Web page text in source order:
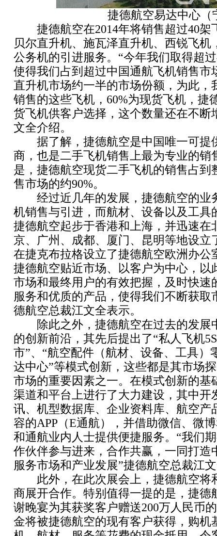
捷德航空易达中心（
捷德航空在2014年将销售超过40架
贝尔直升机、施瓦泽直升机、西锐飞
公务机的引进服务。“今年我们取得超
使得我们占到超过中国通航飞机销售市
直升机市场约一半的市场份额，为此，
销售的这些飞机，60%为现货飞机，捷
货飞机供客户选择，这个数量还在不断
文全介绍。
据了解，捷德航空是中国唯一可提
商，也是二手飞机销售上最为专业的销
是，捷德航空现货二手飞机的销售占到
售市场的约90%。
经过近几年的发展，捷德航空的业
机销售与引进，而航材、设备以及工具
捷德航空起步于香港和上海，并迅速在
京、广州、成都、厦门、昆明等地设立
在捷克布拉格设立了捷德航空欧洲办公
捷德航空贴近市场、以客户为中心，以
市场和最终用户的有效把握，及时快速
服务和优质的产品，使得我们不断获取
德航空总裁江文全表示。
除此之外，捷德航空在过去的发展
的创新前沿，其先后提出了“私人飞机
市”、“航空配件（航材、设备、工具）
达中心”等模式创新，这些都是其市场
市场的重要因素之一。在模式创新的基
渠道和平台上进行了大力建设，其中开
讯、机型数据库、企业资料库、航空产
容的APP（E通航），并借助微信、微
和通航业内人士提供便捷服务。“我们
作伙伴参与进来，合作共赢，一同打造
服务市场和产业发展”捷德航空总裁江
此外，在此次展会上，捷德航空将
商展开合作。特别值得一提的是，捷德
谢晚宴为其获奖客户赠送200万人民币
金将被捷德航空的现有客户获得，购机